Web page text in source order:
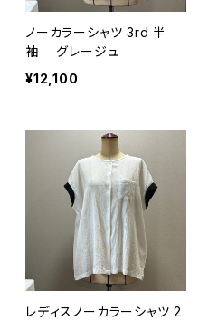
ノーカラーシャツ 3rd 半
袖 グレージュ
¥12,100
レディスノーカラーシャツ 2